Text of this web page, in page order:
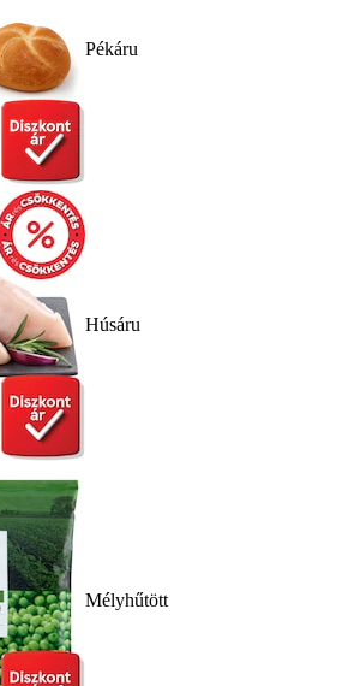
Pékáru
Húsáru
Mélyhűtött